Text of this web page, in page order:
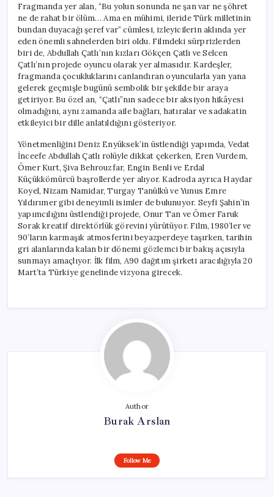
Fragmanda yer alan, “Bu yolun sonunda ne şan var ne şöhret
ne de rahat bir ölüm… Ama en mühimi, ileride Türk milletinin
bundan duyacağı şeref var” cümlesi, izleyicilerin aklında yer
eden önemli sahnelerden biri oldu. Filmdeki sürprizlerden
biri de, Abdullah Çatlı’nın kızları Gökçen Çatlı ve Selcen
Çatlı’nın projede oyuncu olarak yer almasıdır. Kardeşler,
fragmanda çocukluklarını canlandıran oyuncularla yan yana
gelerek geçmişle bugünü sembolik bir şekilde bir araya
getiriyor. Bu özel an, “Çatlı”nın sadece bir aksiyon hikâyesi
olmadığını, aynı zamanda aile bağları, hatıralar ve sadakatin
etkileyici bir dille anlatıldığını gösteriyor.
Yönetmenliğini Deniz Enyüksek’in üstlendiği yapımda, Vedat
İnceefe Abdullah Çatlı rolüyle dikkat çekerken, Eren Vurdem,
Ömer Kurt, Şiva Behrouzfar, Engin Benli ve Erdal
Küçükkömürcü başrollerde yer alıyor. Kadroda ayrıca Haydar
Koyel, Nizam Namidar, Turgay Tanülkü ve Yunus Emre
Yıldırımer gibi deneyimli isimler de bulunuyor. Seyfi Şahin’in
yapımcılığını üstlendiği projede, Onur Tan ve Ömer Faruk
Sorak kreatif direktörlük görevini yürütüyor. Film, 1980’ler ve
90’ların karmaşık atmosferini beyazperdeye taşırken, tarihin
gri alanlarında kalan bir dönemi gözlemci bir bakış açısıyla
sunmayı amaçlıyor. İlk film, A90 dağıtım şirketi aracılığıyla 20
Mart’ta Türkiye genelinde vizyona girecek.
Author
Burak Arslan
Follow Me